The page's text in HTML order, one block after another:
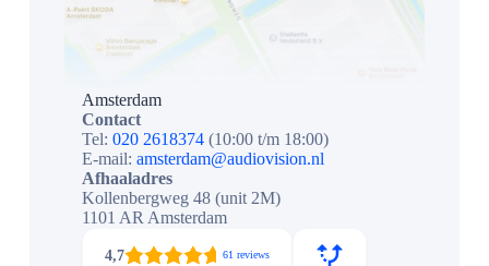
Amsterdam
Contact
Tel: 020 2618374(10:00 t/m 18:00)
E-mail: amsterdam@audiovision.nl
Afhaaladres
Kollenbergweg 48 (unit 2M)
1101 AR Amsterdam
4,7 61 reviews